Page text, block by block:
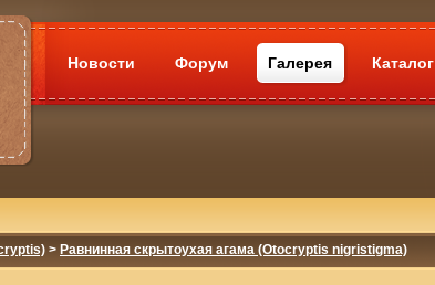
Новости Форум Галерея Каталог
> Равнинная скрытоухая агама (Otocryptis nigristigma)